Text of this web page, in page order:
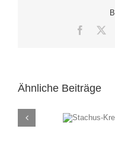
Ähnliche Beiträge
PKW im